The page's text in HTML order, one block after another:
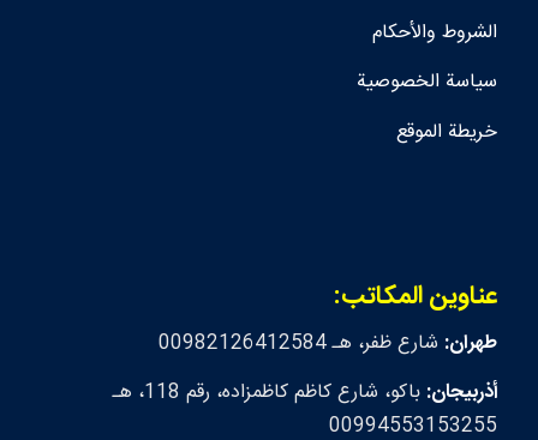
الشروط والأحكام
سياسة الخصوصية
خريطة الموقع
عناوين المكاتب:
طهران: شارع ظفر، هـ 00982126412584
أذربيجان:
باكو، شارع كاظم كاظمزاده، رقم 118، هـ
00994553153255